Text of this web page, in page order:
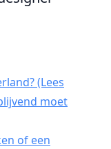
(Lees
moet
of een